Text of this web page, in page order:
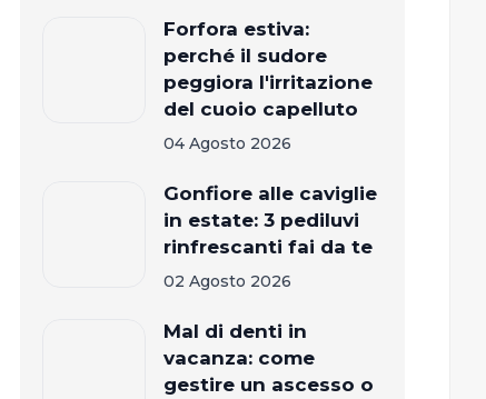
Forfora estiva:
perché il sudore
peggiora l'irritazione
del cuoio capelluto
04 Agosto 2026
Gonfiore alle caviglie
in estate: 3 pediluvi
rinfrescanti fai da te
02 Agosto 2026
Mal di denti in
vacanza: come
gestire un ascesso o